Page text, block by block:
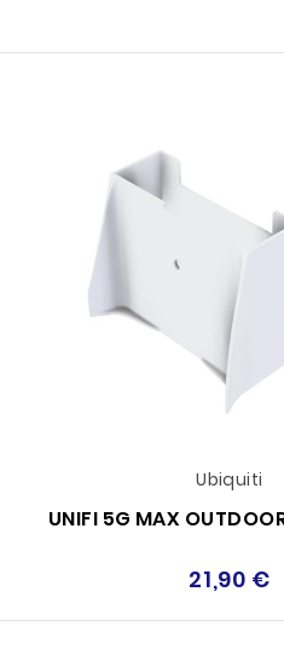
Ubiquiti
UNIFI 5G MAX
21,90 €